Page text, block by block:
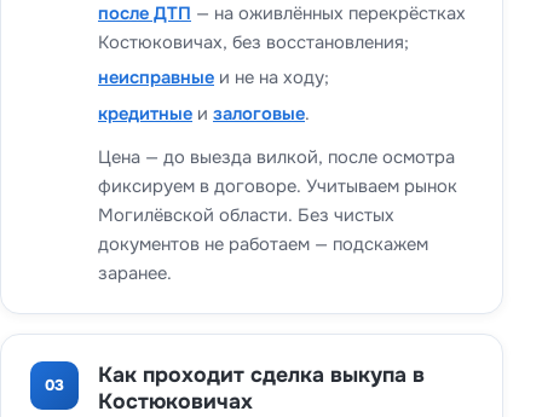
после ДТП — на оживлённых перекрёстках
Костюковичах, без восстановления;
неисправные и не на ходу;
кредитные и залоговые.
Цена — до выезда вилкой, после осмотра
фиксируем в договоре. Учитываем рынок
Могилёвской области. Без чистых
документов не работаем — подскажем
заранее.
03
Как проходит сделка выкупа в
Костюковичах